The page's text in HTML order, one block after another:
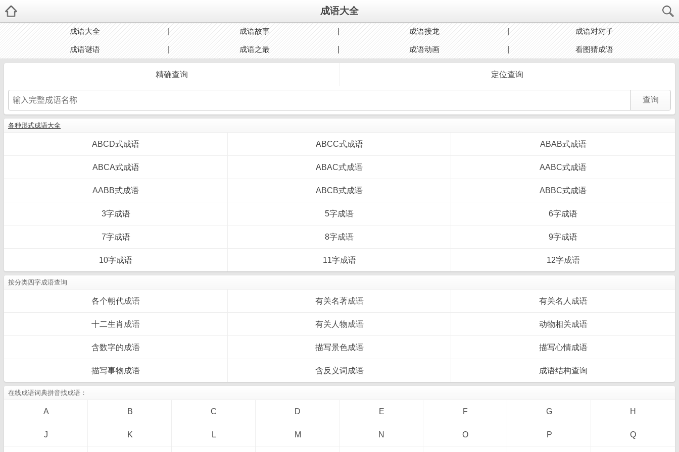
成语大全
成语大全 成语故事 成语接龙 成语对对子
成语谜语 成语之最 成语动画 看图猜成语
精确查询 定位查询
各种形式成语大全
ABCD式成语 ABCC式成语 ABAB式成语
ABCA式成语 ABAC式成语 AABC式成语
AABB式成语 ABCB式成语 ABBC式成语
3字成语 5字成语 6字成语
7字成语 8字成语 9字成语
10字成语 11字成语 12字成语
按分类四字成语查询
各个朝代成语 有关名著成语 有关名人成语
十二生肖成语 有关人物成语 动物相关成语
含数字的成语 描写景色成语 描写心情成语
描写事物成语 含反义词成语 成语结构查询
在线成语词典拼音找成语：
A B C D E F G H
J K L M N O P Q